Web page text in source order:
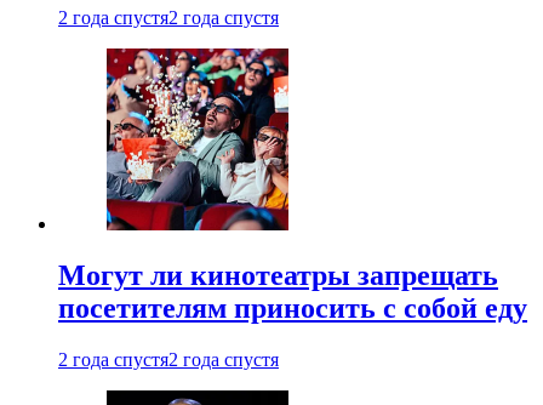
2 года спустя2 года спустя
Могут ли кинотеатры запрещать
посетителям приносить с собой еду
2 года спустя2 года спустя